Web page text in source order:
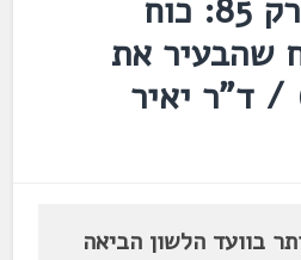
"קולולושה" פרק 85: כוח
שהבעיר את
/ ד"ר יאיר
בוועד הלשון הביאה